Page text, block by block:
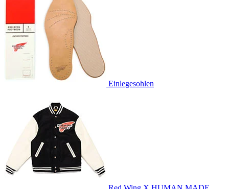
Einlegesohlen